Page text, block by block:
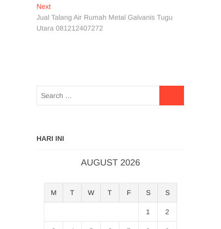
NextNext
post:
Jual Talang Air Rumah Metal Galvanis Tugu
Utara 081212407272
HARI INI
AUGUST 2026
M T W T F S S
1 2